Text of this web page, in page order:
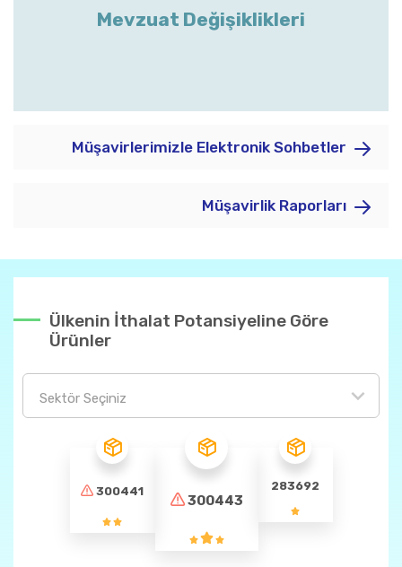
Mevzuat Değişiklikleri
Müşavirlerimizle Elektronik Sohbetler
Müşavirlik Raporları
Ülkenin İthalat Potansiyeline Göre
Ürünler
Sektör Seçiniz
300441
300443
283692